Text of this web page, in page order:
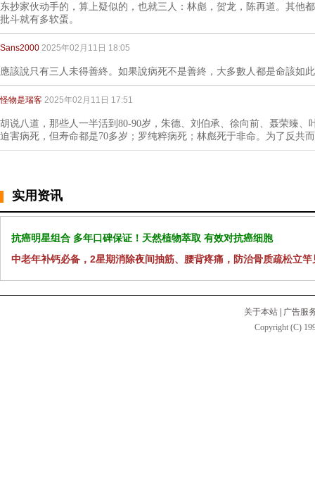
东抄家伙动手的，算上疑似的，也就三人：林彪，贺龙，陈再道。其他
批斗就有多软蛋。
Sans2000 2025年02月11日 18:05
應該說只有三人未得善終。如果說病死不是善終，大多數人都是命該如
怪物是瑞客 2025年02月11日 17:51
胡说八道，那些人一半活到80-90岁，朱德、刘伯承、徐向前、聂荣臻、
迫害病死，但寿命都是70多岁；罗纯粹病死；林彪死于非命。为了反共
实用资讯
抗癌明星组合 多年口碑保证！天然植物萃取 有效对抗癌细胞
中老年补钙必备，2星期消除夜间抽筋、腰背疼痛，防治骨质疏松立竿
关于本站
广告服
Copyright (C)